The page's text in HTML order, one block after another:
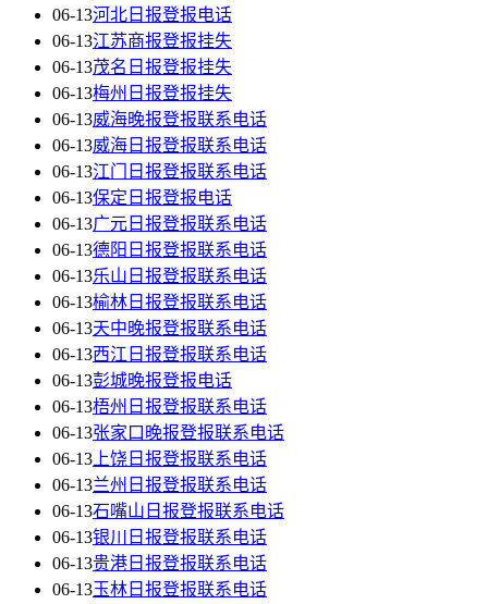
06-13河北日报登报电话
06-13江苏商报登报挂失
06-13茂名日报登报挂失
06-13梅州日报登报挂失
06-13威海晚报登报联系电话
06-13威海日报登报联系电话
06-13江门日报登报联系电话
06-13保定日报登报电话
06-13广元日报登报联系电话
06-13德阳日报登报联系电话
06-13乐山日报登报联系电话
06-13榆林日报登报联系电话
06-13天中晚报登报联系电话
06-13西江日报登报联系电话
06-13彭城晚报登报电话
06-13梧州日报登报联系电话
06-13张家口晚报登报联系电话
06-13 上饶日报登报联系电话
06-13兰州日报登报联系电话
06-13石嘴山日报登报联系电话
06-13银川日报登报联系电话
06-13贵港日报登报联系电话
06-13玉林日报登报联系电话